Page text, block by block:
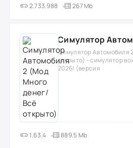
2.733.988 267 Mb
Симулятор Автомобиля
открыто) - симулятор
2026! (версия
1.63.4 889.5 Mb